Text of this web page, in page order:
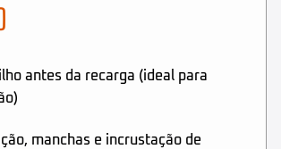
antes da recarga (ideal para
manchas e incrustação de